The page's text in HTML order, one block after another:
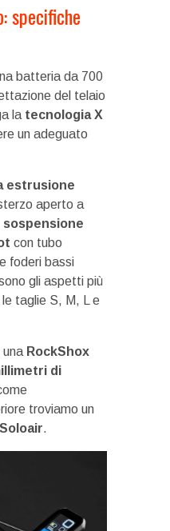
specifiche
batteria da 700
del telaio
la tecnologia X
un adeguato
estrusione
aperto a
sospensione
con tubo
foderi bassi
gli aspetti più
taglie S, M, L e
una RockShox
di
troviamo un
.